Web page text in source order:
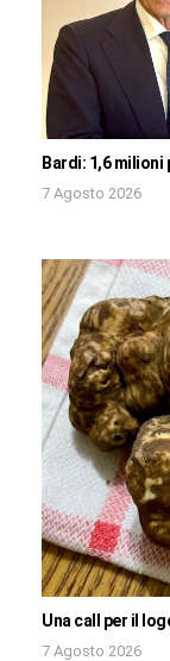
Bardi: 1,6
7 Agosto 2026
Una call per il
7 Agosto 2026